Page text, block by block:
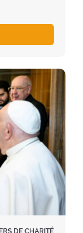
DE CHARITÉ